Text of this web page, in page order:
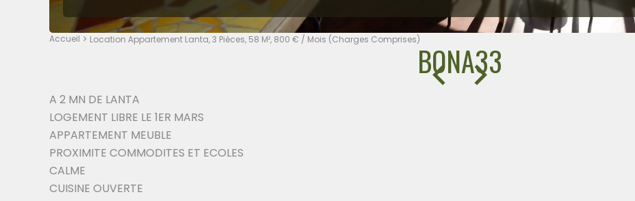
Accueil Location Appartement Lanta, 3 Pièces, 58 M², 800 € / Mois (Charges Comprises)
BONA33
A 2 MN DE LANTA
LOGEMENT LIBRE LE 1ER MARS
APPARTEMENT MEUBLE
PROXIMITE COMMODITES ET ECOLES
CALME
CUISINE OUVERTE